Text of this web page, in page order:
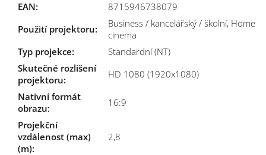
EAN:
8715946738079
Použití projektoru:
Business / kancelářský / školní, Home
cinema
Typ projekce:
Standardní (NT)
Skutečné rozlišení
projektoru:
HD 1080 (1920x1080)
Nativní formát
obrazu:
16:9
Projekční
vzdálenost (max)
(m):
2,8